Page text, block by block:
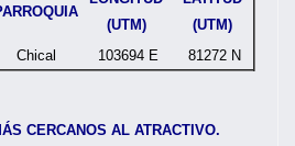
(UTM)
(UTM)
Chical 103694 E 81272 N
CERCANOS AL ATRACTIVO.